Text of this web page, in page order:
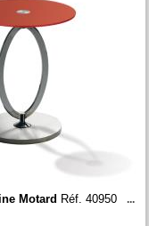
Motard Réf. 40950
...